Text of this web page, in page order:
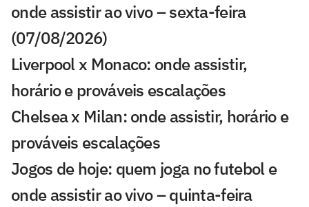
onde assistir ao vivo – sexta-feira
(07/08/2026)
Liverpool x Monaco: onde assistir,
horário e prováveis escalações
Chelsea x Milan: onde assistir, horário e
prováveis escalações
Jogos de hoje: quem joga no futebol e
onde assistir ao vivo – quinta-feira